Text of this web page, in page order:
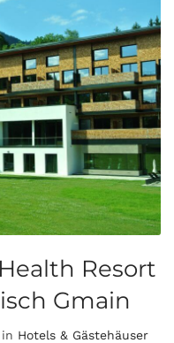
Resort
Gmain
Hotels & Gästehäuser